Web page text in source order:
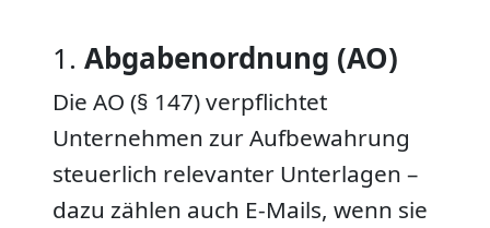
1. Abgabenordnung (AO)
Die AO (§ 147) verpflichtet
Unternehmen zur Aufbewahrung
steuerlich relevanter Unterlagen –
dazu zählen auch E-Mails, wenn sie